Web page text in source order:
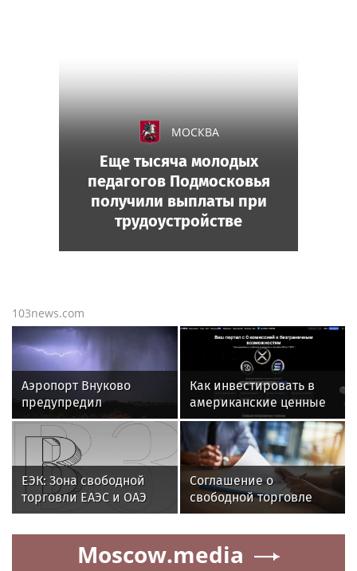
103news.com
Аэропорт Внуково
предупредил
пассажиров
о возможных
задержках из-за
непогоды
Как инвестировать в
американские ценные
бумаги из Минска
ЕЭК: Зона свободной
торговли ЕАЭС и ОАЭ
заработает осенью
Соглашение о
свободной торговле
между ЕАЭС и ОАЭ
вступит в силу 6
октября
Moscow.media
МОСКВА
Еще тысяча молодых
педагогов Подмосковья
получили выплаты при
трудоустройстве